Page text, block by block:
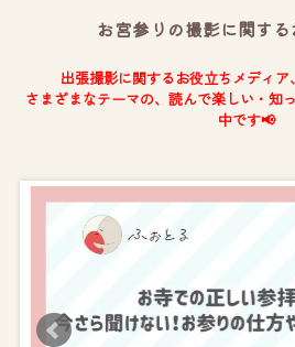
お宮参りの撮影に関す
出張撮影に関するお役立ちメディ
さまざまなテーマの、読んで楽しい・知
中です📢